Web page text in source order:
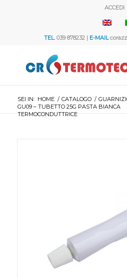
ACCEDI
TEL.039 878232 | E-MAIL
SEI IN: HOME / CATALOGO /
GU09 – TUBETTO 25G PASTA BIANCA
TERMOCONDUTTRICE